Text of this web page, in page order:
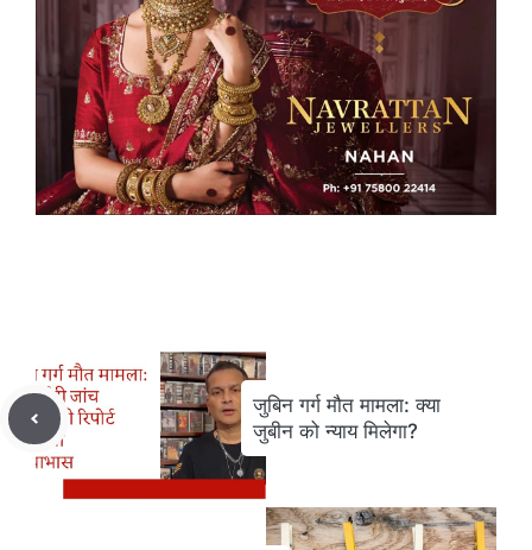
जुबिन गर्ग मौत मामला: क्या
जुबीन को न्याय मिलेगा?